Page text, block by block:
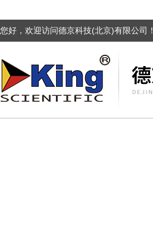
您好，欢迎访问德京科技(北京)有限公司！